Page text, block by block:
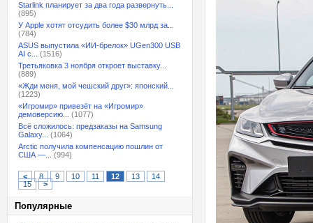
Starlink планирует за два года развернуть...
(895)
У Apple хотят отсудить более $30 млрд за...
(784)
ASUS выпустила «ИИ-брелок» UGen300 USB
AI с...
(1516)
Третьяковка 3 ноября откроет выставку...
(889)
«Жди меня, мой чешский друг»: японский...
(1223)
«Игромир» привезёт на «Игромир»
демоверсию...
(1077)
Всё сложилось: предзаказы на Samsung
Galaxy...
(1064)
Arctic получила компенсацию пошлин от
США —...
(994)
< 8 9 10 11 12 13
14
15
>
Популярные